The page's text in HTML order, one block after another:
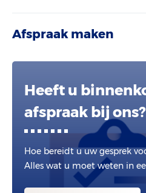
Afspraak maken
Heeft u
afspraak bij ons?
Hoe bereidt u uw gesprek
Alles wat u moet weten in